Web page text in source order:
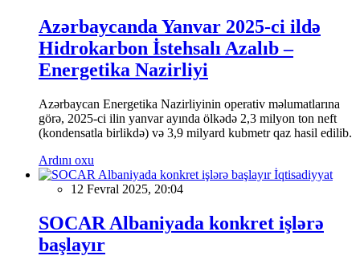
Azərbaycanda Yanvar 2025-ci ildə
Hidrokarbon İstehsalı Azalıb –
Energetika Nazirliyi
Azərbaycan Energetika Nazirliyinin operativ məlumatlarına
görə, 2025-ci ilin yanvar ayında ölkədə 2,3 milyon ton neft
(kondensatla birlikdə) və 3,9 milyard kubmetr qaz hasil edilib.
Ardını oxu
İqtisadiyyat
12 Fevral 2025, 20:04
SOCAR Albaniyada konkret işlərə
başlayır